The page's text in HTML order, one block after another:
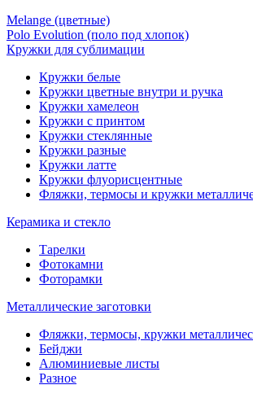
Melange (цветные)
Polo Evolution (поло под хлопок)
Кружки для сублимации
Кружки белые
Кружки цветные внутри и ручка
Кружки хамелеон
Кружки c принтом
Кружки стеклянные
Кружки разные
Кружки латте
Кружки флуорисцентные
Фляжки, термосы и кружки
Керамика и стекло
Тарелки
Фотокамни
Фоторамки
Металлические заготовки
Фляжки, термосы, кружки
Бейджи
Алюминиевые листы
Разное